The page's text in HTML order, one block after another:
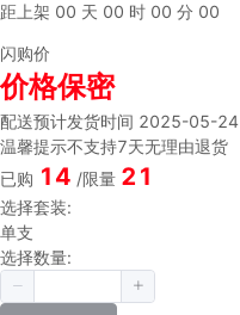
距上架 00 天 00 时 00 分 00
闪购价
价格保密
配送预计发货时间 2025-05-24
温馨提示不支持7天无理由退货
已购 14 /限量 21
选择套装:
单支
选择数量: